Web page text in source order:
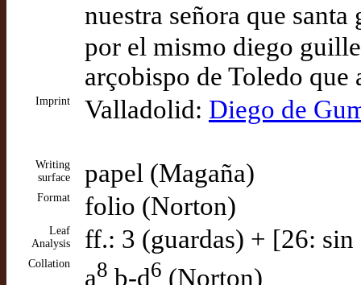
nuestra señora que
por el mismo diego
arçobispo de Toledo
Imprint Valladolid: Diego de
Writing
surface
papel (Magaña)
Format folio (Norton)
Leaf
Analysis
ff.: 3 (guardas) + [26:
Collation a8 b-d6 (Norton)